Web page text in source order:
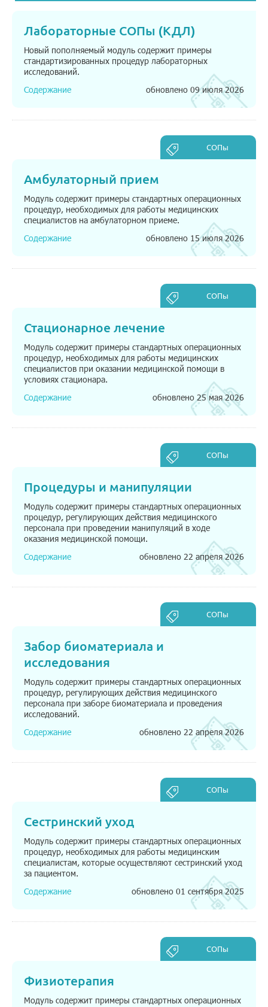
Лабораторные СОПы (КДЛ)
Новый пополняемый модуль содержит примеры
стандартизированных процедур лабораторных
исследований.
обновлено 09 июля 2026
Содержание
СОПы
Амбулаторный прием
Модуль содержит примеры стандартных операционных
процедур, необходимых для работы медицинских
специалистов на амбулаторном приеме.
обновлено 15 июля 2026
Содержание
СОПы
Стационарное лечение
Модуль содержит примеры стандартных операционных
процедур, необходимых для работы медицинских
специалистов при оказании медицинской помощи в
условиях стационара.
обновлено 25 мая 2026
Содержание
СОПы
Процедуры и манипуляции
Модуль содержит примеры стандартных операционных
процедур, регулирующих действия медицинского
персонала при проведении манипуляций в ходе
оказания медицинской помощи.
обновлено 22 апреля 2026
Содержание
СОПы
Забор биоматериала и
исследования
Модуль содержит примеры стандартных операционных
процедур, регулирующих действия медицинского
персонала при заборе биоматериала и проведения
исследований.
обновлено 22 апреля 2026
Содержание
СОПы
Сестринский уход
Модуль содержит примеры стандартных операционных
процедур, необходимых для работы медицинским
специалистам, которые осуществляют сестринский уход
за пациентом.
обновлено 01 сентября 2025
Содержание
СОПы
Физиотерапия
Модуль содержит примеры стандартных операционных